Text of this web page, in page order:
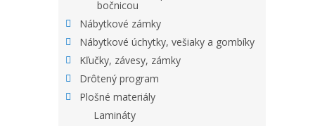
bočnicou
Nábytkové zámky
Nábytkové úchytky, vešiaky a gombíky
Kľučky, závesy, zámky
Drôtený program
Plošné materiály
Lamináty